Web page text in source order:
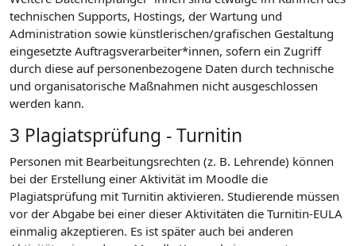
technischen Supports, Hostings, der Wartung und
Administration sowie künstlerischen/grafischen Gestaltung
eingesetzte Auftragsverarbeiter*innen, sofern ein Zugriff
durch diese auf personenbezogene Daten durch technische
und organisatorische Maßnahmen nicht ausgeschlossen
werden kann.
3 Plagiatsprüfung - Turnitin
Personen mit Bearbeitungsrechten (z. B. Lehrende) können
bei der Erstellung einer Aktivität im Moodle die
Plagiatsprüfung mit Turnitin aktivieren. Studierende müssen
vor der Abgabe bei einer dieser Aktivitäten die Turnitin-EULA
einmalig akzeptieren. Es ist später auch bei anderen